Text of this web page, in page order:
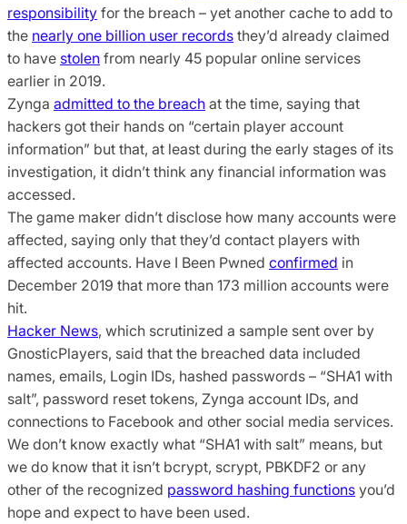
responsibility for the breach – yet another cache to add to
the nearly one billion user records they’d already claimed
to have stolen from nearly 45 popular online services
earlier in 2019.
Zynga admitted to the breach at the time, saying that
hackers got their hands on “certain player account
information” but that, at least during the early stages of its
investigation, it didn’t think any financial information was
accessed.
The game maker didn’t disclose how many accounts were
affected, saying only that they’d contact players with
affected accounts. Have I Been Pwned confirmed in
December 2019 that more than 173 million accounts were
hit.
Hacker News, which scrutinized a sample sent over by
GnosticPlayers, said that the breached data included
names, emails, Login IDs, hashed passwords – “SHA1 with
salt”, password reset tokens, Zynga account IDs, and
connections to Facebook and other social media services.
We don’t know exactly what “SHA1 with salt” means, but
we do know that it isn’t bcrypt, scrypt, PBKDF2 or any
other of the recognized password hashing functions you’d
hope and expect to have been used.